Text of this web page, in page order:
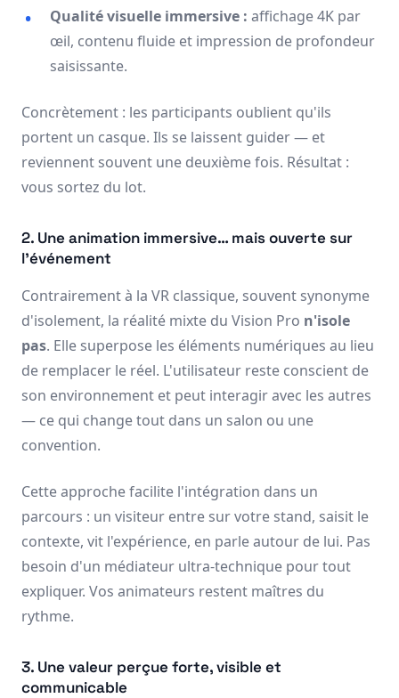
Qualité visuelle immersive : affichage 4K par
œil, contenu fluide et impression de profondeur
saisissante.
Concrètement : les participants oublient qu'ils
portent un casque. Ils se laissent guider — et
reviennent souvent une deuxième fois. Résultat :
vous sortez du lot.
2. Une animation immersive… mais ouverte sur
l'événement
Contrairement à la VR classique, souvent synonyme
d'isolement, la réalité mixte du Vision Pro n'isole
pas. Elle superpose les éléments numériques au lieu
de remplacer le réel. L'utilisateur reste conscient de
son environnement et peut interagir avec les autres
— ce qui change tout dans un salon ou une
convention.
Cette approche facilite l'intégration dans un
parcours : un visiteur entre sur votre stand, saisit le
contexte, vit l'expérience, en parle autour de lui. Pas
besoin d'un médiateur ultra-technique pour tout
expliquer. Vos animateurs restent maîtres du
rythme.
3. Une valeur perçue forte, visible et
communicable